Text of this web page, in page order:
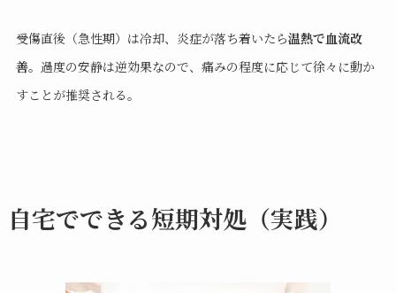
受傷直後（急性期）は冷却、炎症が落ち着いたら温熱で血流改
善。過度の安静は逆効果なので、痛みの程度に応じて徐々に動か
すことが推奨される。
自宅でできる短期対処（実践）